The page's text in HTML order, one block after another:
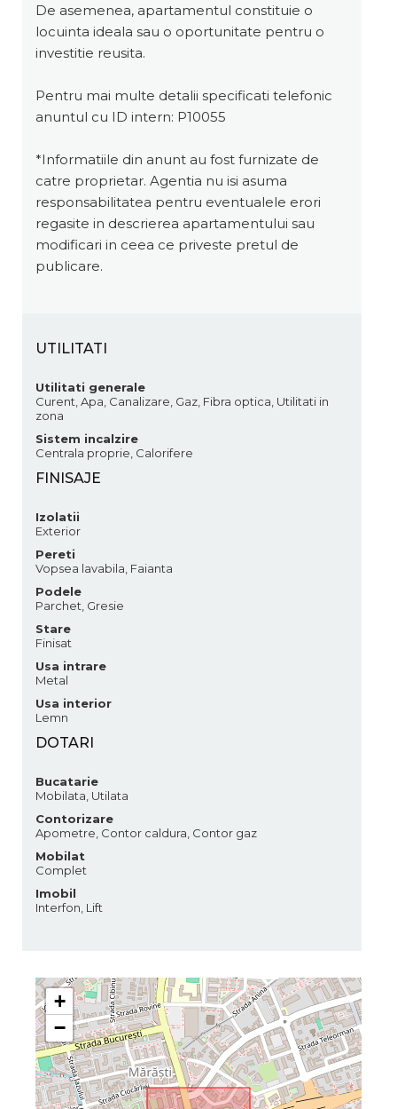
De asemenea, apartamentul constituie o
locuinta ideala sau o oportunitate pentru o
investitie reusita.
Pentru mai multe detalii specificati telefonic
anuntul cu ID intern: P10055
*Informatiile din anunt au fost furnizate de
catre proprietar. Agentia nu isi asuma
responsabilitatea pentru eventualele erori
regasite in descrierea apartamentului sau
modificari in ceea ce priveste pretul de
publicare.
UTILITATI
Utilitati generale
Curent, Apa, Canalizare, Gaz, Fibra optica, Utilitati in
zona
Sistem incalzire
Centrala proprie, Calorifere
FINISAJE
Izolatii
Exterior
Pereti
Vopsea lavabila, Faianta
Podele
Parchet, Gresie
Stare
Finisat
Usa intrare
Metal
Usa interior
Lemn
DOTARI
Bucatarie
Mobilata, Utilata
Contorizare
Apometre, Contor caldura, Contor gaz
Mobilat
Complet
Imobil
Interfon, Lift
+
−